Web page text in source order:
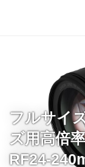
フルサイ
ズ用高倍
RF24-